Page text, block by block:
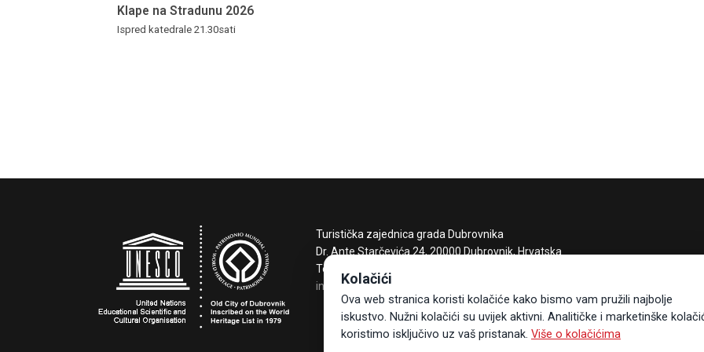
Klape na Stradunu 2026
Ispred katedrale 21.30sati
Turistička zajednica grada Dubrovnika
Dr. Ante Starčevića 24, 20000 Dubrovnik, Hrvatska
Tel +385 20 323-887
info@tzdubrovnik.hr
Kolačići
Ova web stranica koristi kolačiće kako bismo vam pružili najbolje
iskustvo. Nužni kolačići su uvijek aktivni. Analitičke i marketinške
koristimo isključivo uz vaš pristanak. Više o kolačićima